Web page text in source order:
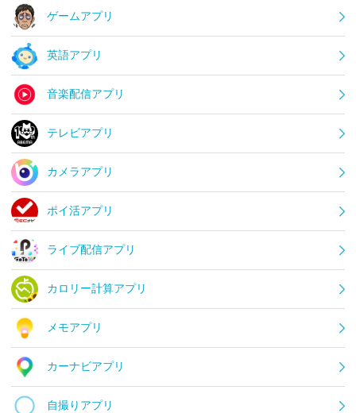
ゲームアプリ
英語アプリ
音楽配信アプリ
テレビアプリ
カメラアプリ
ポイ活アプリ
ライブ配信アプリ
カロリー計算アプリ
メモアプリ
カーナビアプリ
自撮りアプリ